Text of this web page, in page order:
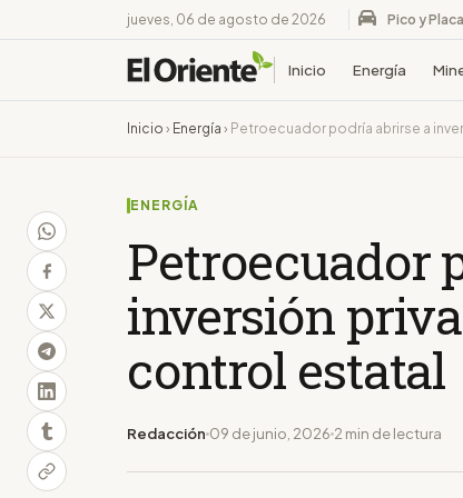
jueves, 06 de agosto de 2026 Pico y
Inicio Energía
Inicio › Energía › Petroecuador podría abrirse a
ENERGÍA
Petroecuador
inversión
control estatal
Redacción 09 de junio, 2026 2 min de lectura